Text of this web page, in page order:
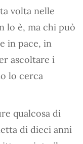
volta nelle
lo è, ma chi può
in pace, in
ascoltare i
lo cerca
qualcosa di
di dieci anni